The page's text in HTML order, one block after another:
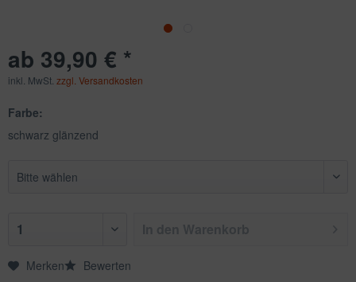
ab 39,90 € *
inkl. MwSt. zzgl. Versandkosten
Farbe:
schwarz glänzend
Merken Bewerten